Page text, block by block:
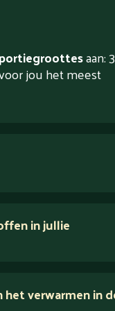
aan:
jou het meest
in jullie
verwarmen in